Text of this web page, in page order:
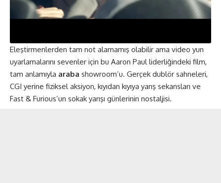
Eleştirmenlerden tam not alamamış olabilir ama video yun
uyarlamalarını sevenler için bu Aaron Paul liderliğindeki film,
tam anlamıyla araba showroom’u. Gerçek dublör sahneleri,
CGI yerine fiziksel aksiyon, kıyıdan kıyıya yarış sekansları ve
Fast & Furious’un sokak yarışı günlerinin nostaljisi.